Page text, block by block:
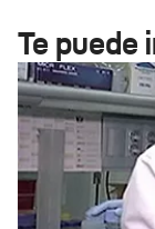
Te puede